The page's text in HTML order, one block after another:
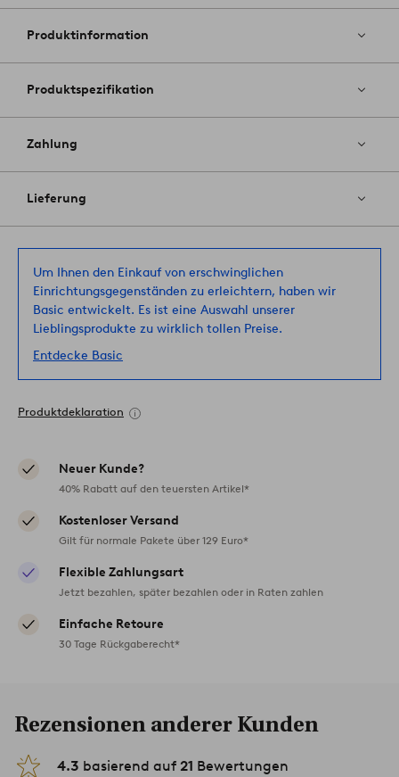
Favoriten
Produktinformation
Produktspezifikation
Zahlung
Lieferung
Um Ihnen den Einkauf von erschwinglichen
Einrichtungsgegenständen zu erleichtern, haben wir
Basic entwickelt. Es ist eine Auswahl unserer
Lieblingsprodukte zu wirklich tollen Preise.
Entdecke Basic
Produktdeklaration
Neuer Kunde?
40% Rabatt auf den teuersten Artikel*
Kostenloser Versand
Gilt für normale Pakete über 129 Euro*
Flexible Zahlungsart
Jetzt bezahlen, später bezahlen oder in Raten zahlen
Einfache Retoure
30 Tage Rückgaberecht*
Rezensionen anderer Kunden
4.3 basierend auf 21 Bewertungen